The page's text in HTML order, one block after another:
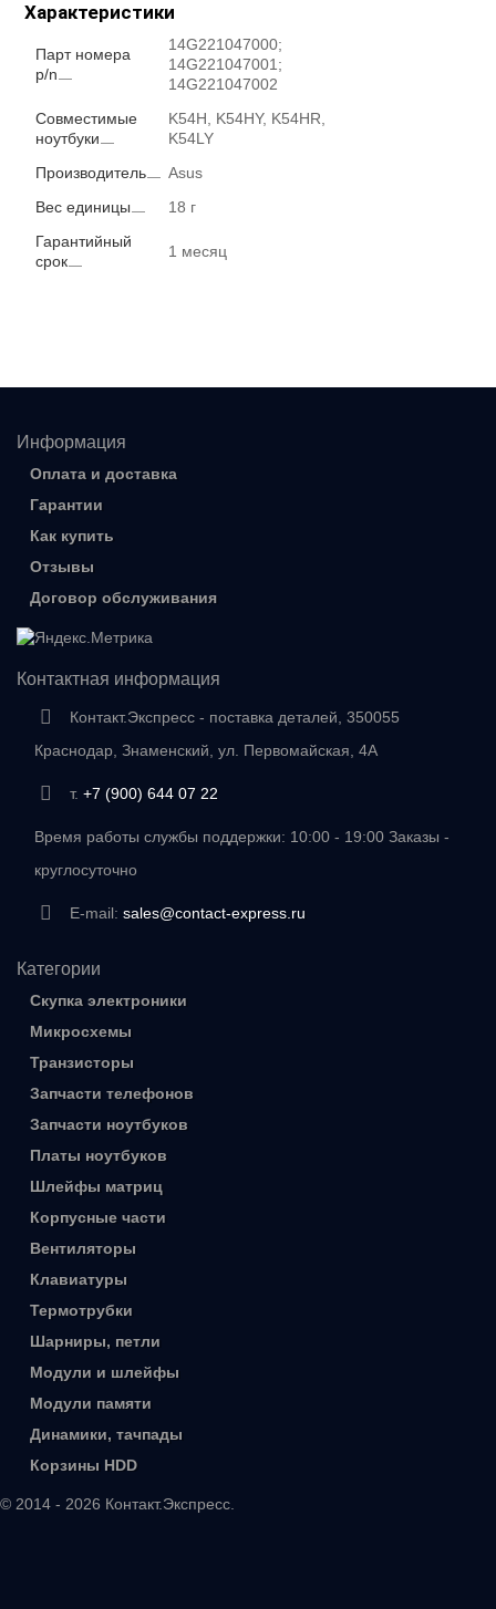
Характеристики
Парт номера
p/n
14G221047000;
14G221047001;
14G221047002
Совместимые
ноутбуки
K54H, K54HY, K54HR,
K54LY
Производитель
Asus
Вес единицы
18 г
Гарантийный
срок
1 месяц
Информация
Оплата и доставка
Гарантии
Как купить
Отзывы
Договор обслуживания
Контактная информация
Контакт.Экспресс - поставка деталей, 350055
Краснодар, Знаменский, ул. Первомайская, 4А
т. +7 (900) 644 07 22
Время работы службы поддержки: 10:00 - 19:00 Заказы -
круглосуточно
E-mail: sales@contact-express.ru
Категории
Скупка электроники
Микросхемы
Транзисторы
Запчасти телефонов
Запчасти ноутбуков
Платы ноутбуков
Шлейфы матриц
Корпусные части
Вентиляторы
Клавиатуры
Термотрубки
Шарниры, петли
Модули и шлейфы
Модули памяти
Динамики, тачпады
Корзины HDD
© 2014 - 2026 Контакт.Экспресс.